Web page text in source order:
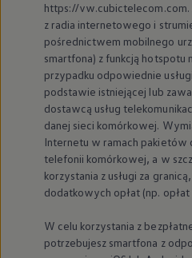
https://
z radia internetowego i
pośrednictwem mobilnego
smartfona) z funkcją
przypadku odpowiednie
podstawie istniejącej lub
dostawcą usług
danej sieci komórkowej.
Internetu w ramach
telefonii komórkowej, a w
korzystania z usługi za
dodatkowych opłat (np.
W celu korzystania z
potrzebujesz smartfona z